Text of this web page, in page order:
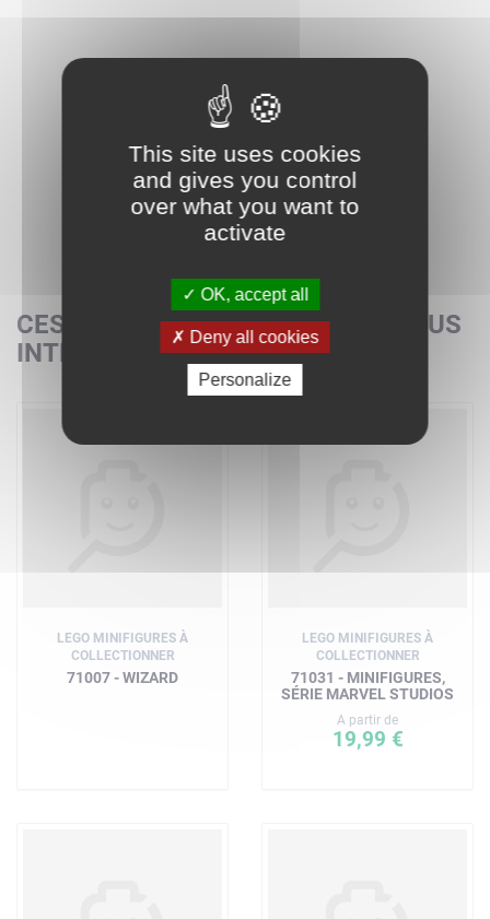
CES SETS POURRAIENT AUSSI VOUS
INTÉRESSER
LEGO MINIFIGURES À
COLLECTIONNER
71007 - WIZARD
LEGO MINIFIGURES À
COLLECTIONNER
71031 - MINIFIGURES,
SÉRIE MARVEL STUDIOS
A partir de
19,99 €
This site uses cookies
and gives you control
over what you want to
activate
OK, accept all
Deny all cookies
Personalize